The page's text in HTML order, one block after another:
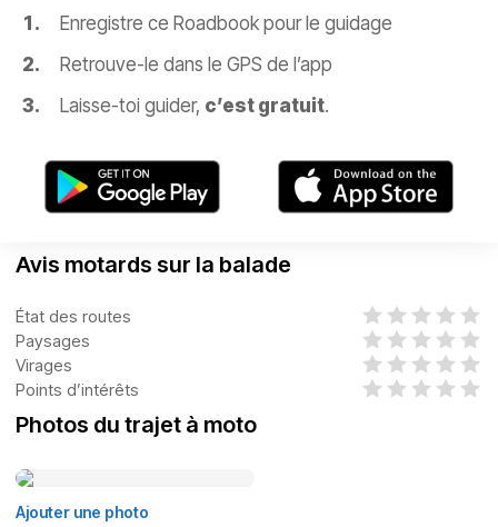
Enregistre ce Roadbook pour le guidage
Retrouve-le dans le GPS de l’app
Laisse-toi guider, c’est gratuit.
Avis motards sur la balade
État des routes
Paysages
Virages
Points d’intérêts
Photos du trajet à moto
Ajouter une photo